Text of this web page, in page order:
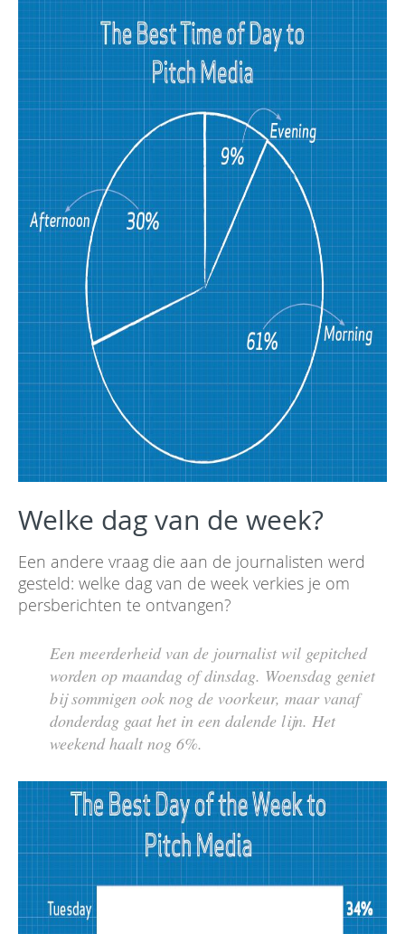
Welke dag van de week?
Een andere vraag die aan de journalisten werd
gesteld: welke dag van de week verkies je om
persberichten te ontvangen?
Een meerderheid van de journalist wil gepitched
worden op maandag of dinsdag. Woensdag geniet
bij sommigen ook nog de voorkeur, maar vanaf
donderdag gaat het in een dalende lijn. Het
weekend haalt nog 6%.